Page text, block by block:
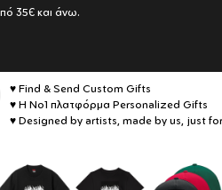
35€ και άνω.
♥ Find & Send Custom Gifts
♥ Η No1 πλατφόρμα Personalized Gifts
♥ Designed by artists, made by us, just